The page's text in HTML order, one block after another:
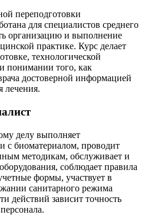
переподготовки
для специалистов среднего
организацию и выполнение
практике. Курс делает
технологической
понимании того, как
достоверной информацией
лечения.
делу выполняет
с биоматериалом, проводит
методикам, обслуживает и
соблюдает правила
формы, участвует в
санитарного режима
действий зависит точность